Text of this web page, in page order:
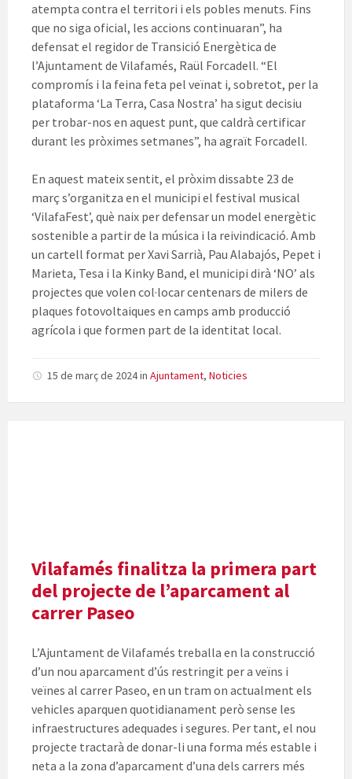
atempta contra el territori i els pobles menuts. Fins
que no siga oficial, les accions continuaran”, ha
defensat el regidor de Transició Energètica de
l’Ajuntament de Vilafamés, Raül Forcadell. “El
compromís i la feina feta pel veïnat i, sobretot, per la
plataforma ‘La Terra, Casa Nostra’ ha sigut decisiu
per trobar-nos en aquest punt, que caldrà certificar
durant les pròximes setmanes”, ha agraït Forcadell.
En aquest mateix sentit, el pròxim dissabte 23 de
març s’organitza en el municipi el festival musical
‘VilafaFest’, què naix per defensar un model energètic
sostenible a partir de la música i la reivindicació. Amb
un cartell format per Xavi Sarrià, Pau Alabajós, Pepet i
Marieta, Tesa i la Kinky Band, el municipi dirà ‘NO’ als
projectes que volen col·locar centenars de milers de
plaques fotovoltaiques en camps amb producció
agrícola i que formen part de la identitat local.
15 de març de 2024in Ajuntament, Noticies
Vilafamés finalitza la primera part
del projecte de l’aparcament al
carrer Paseo
L’Ajuntament de Vilafamés treballa en la construcció
d’un nou aparcament d’ús restringit per a veïns i
veïnes al carrer Paseo, en un tram on actualment els
vehicles aparquen quotidianament però sense les
infraestructures adequades i segures. Per tant, el nou
projecte tractarà de donar-li una forma més estable i
neta a la zona d’aparcament d’una dels carrers més